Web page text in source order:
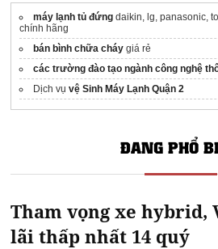
máy lạnh tủ đứng daikin, lg, panasonic,
chính hãng
bán bình chữa cháy giá rẻ
các trường đào tạo ngành công nghệ
Dịch vụvệ Sinh Máy Lạnh Quận 2
ĐANG PHỔ
Tham vọng xe hybrid,
lãi thấp nhất 14 quý